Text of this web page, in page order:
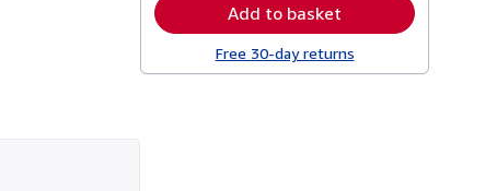
Add to basket
Free 30-day returns